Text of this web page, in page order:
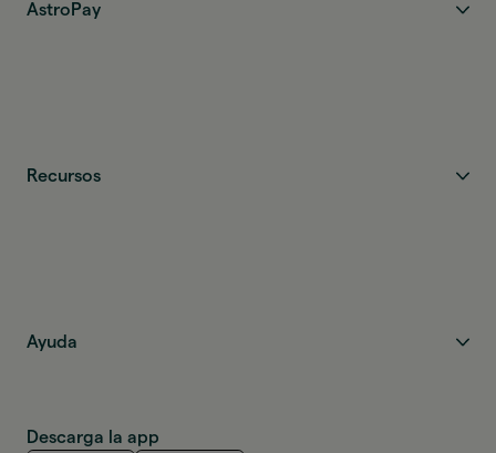
AstroPay
Recursos
Ayuda
Descarga la app